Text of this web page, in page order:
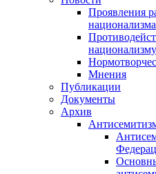
Проявления
национализма
национализму
Мнения
Публикации
Документы
Архив